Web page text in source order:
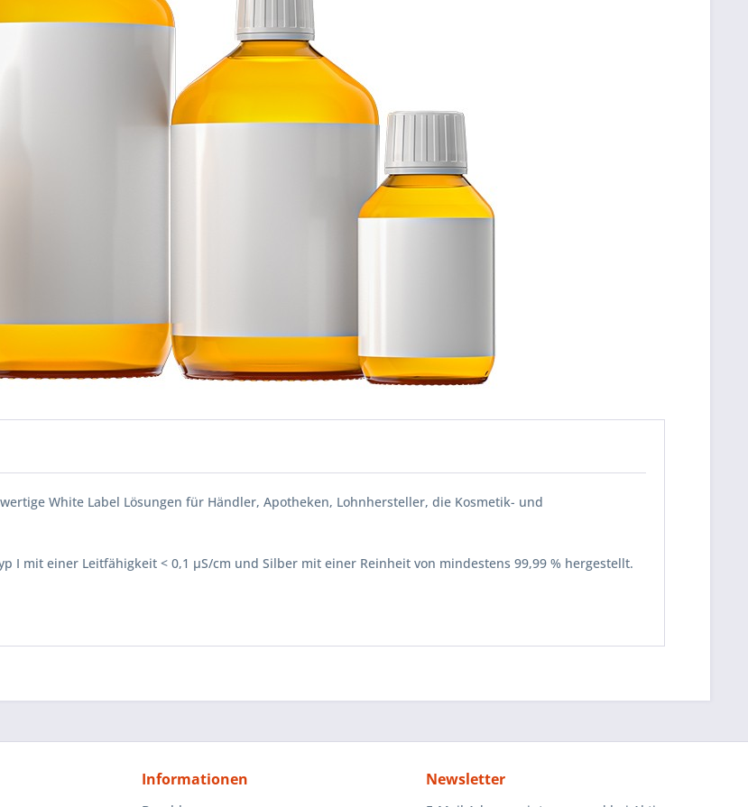
White Label Lösungen für Händler, Apotheken, Lohnhersteller, die Kosmetik- und
I mit einer Leitfähigkeit < 0,1 µS/cm und Silber mit einer Reinheit von mindestens 99,99 % hergestellt.
Informationen Newsletter